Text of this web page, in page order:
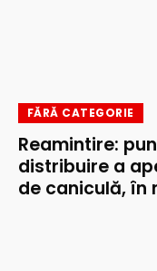
FĂRĂ CATEGORIE
Reamintire:
distribuire a
de caniculă, în